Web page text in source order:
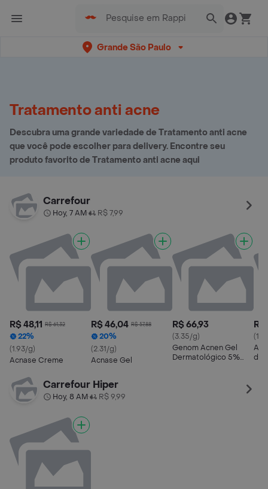
Grande São Paulo
Tratamento anti acne
Descubra uma grande variedade de Tratamento anti acne
que você pode escolher para delivery. Encontre seu
produto favorito de Tratamento anti acne aqui
Carrefour
Hoy, 7 AM• R$ 7,99
R$ 48,11 R$ 61,32
22%
(1.93/g)
Acnase Creme
R$ 46,04 R$ 57,88
20%
(2.31/g)
Acnase Gel
R$ 66,93
(3.35/g)
Genom Acnen Gel
Dermatológico 5%
R$
de
Carrefour Hiper
Hoy, 8 AM• R$ 9,99